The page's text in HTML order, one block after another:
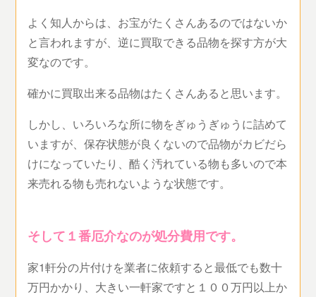
よく知人からは、お宝がたくさんあるのではないか
と言われますが、逆に買取できる品物を探す方が大
変なのです。
確かに買取出来る品物はたくさんあると思います。
しかし、いろいろな所に物をぎゅうぎゅうに詰めて
いますが、保存状態が良くないので品物がカビだら
けになっていたり、酷く汚れている物も多いので本
来売れる物も売れないような状態です。
そして１番厄介なのが処分費用です。
家1軒分の片付けを業者に依頼すると最低でも数十
万円かかり、大きい一軒家ですと１００万円以上か